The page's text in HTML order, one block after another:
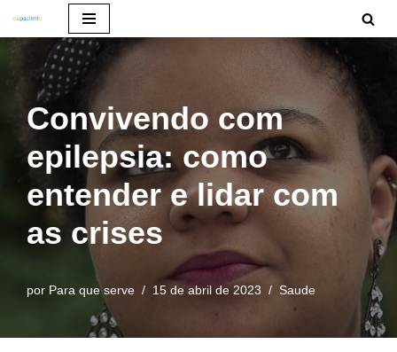
conteúdo
Convivendo com
epilepsia: como
entender e lidar com
as crises
por Para que serve 15 de abril de 2023 Saude